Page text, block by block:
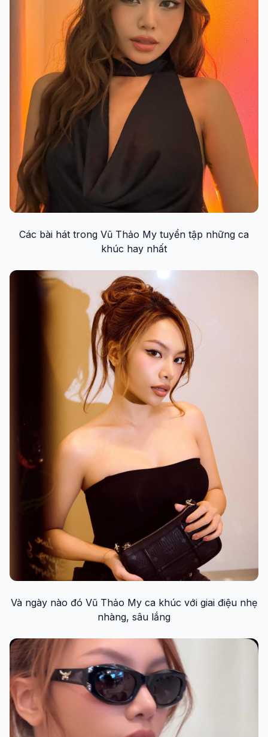
Các bài hát trong Vũ Thảo My tuyển tập những ca
khúc hay nhất
Và ngày nào đó Vũ Thảo My ca khúc với giai điệu nhẹ
nhàng, sâu lắng